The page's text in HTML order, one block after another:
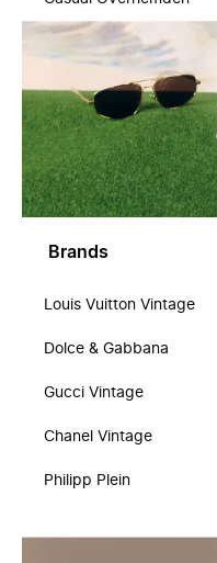
Brands
Louis Vuitton Vintage
Dolce & Gabbana
Gucci Vintage
Chanel Vintage
Philipp Plein